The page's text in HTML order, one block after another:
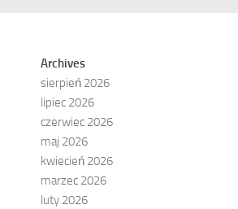
Archives
sierpień 2026
lipiec 2026
czerwiec 2026
maj 2026
kwiecień 2026
marzec 2026
luty 2026